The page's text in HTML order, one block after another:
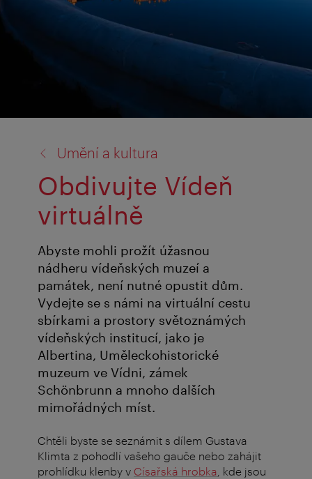
Umění a kultura
Obdivujte Vídeň
virtuálně
Abyste mohli prožít úžasnou
nádheru vídeňských muzeí a
památek, není nutné opustit dům.
Vydejte se s námi na virtuální cestu
sbírkami a prostory světoznámých
vídeňských institucí, jako je
Albertina, Uměleckohistorické
muzeum ve Vídni, zámek
Schönbrunn a mnoho dalších
mimořádných míst.
Chtěli byste se seznámit s dílem Gustava
Klimta z pohodlí vašeho gauče nebo zahájit
prohlídku klenby v Císařská hrobka , kde jsou